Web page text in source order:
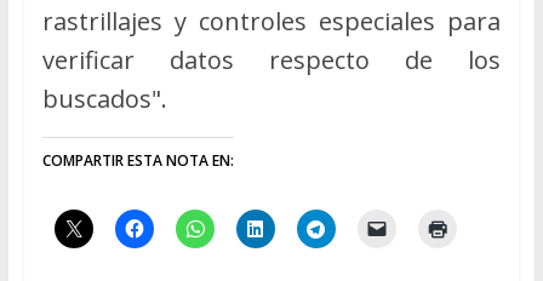
rastrillajes y controles especiales para
verificar datos respecto de los
buscados".
COMPARTIR ESTA NOTA EN: